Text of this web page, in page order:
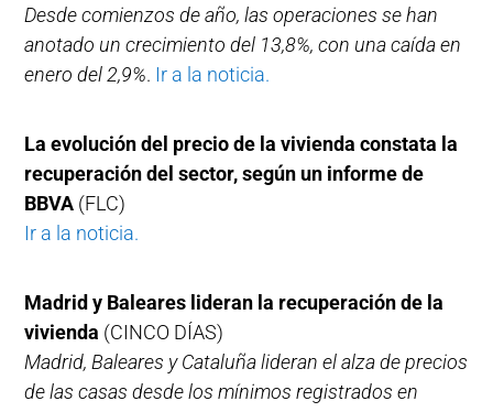
Desde comienzos de año, las operaciones se han
anotado un crecimiento del 13,8%, con una caída en
enero del 2,9%. Ir a la noticia.
La evolución del precio de la vivienda constata la
recuperación del sector, según un informe de
BBVA (FLC)
Ir a la noticia.
Madrid y Baleares lideran la recuperación de la
vivienda (CINCO DÍAS)
Madrid, Baleares y Cataluña lideran el alza de precios
de las casas desde los mínimos registrados en